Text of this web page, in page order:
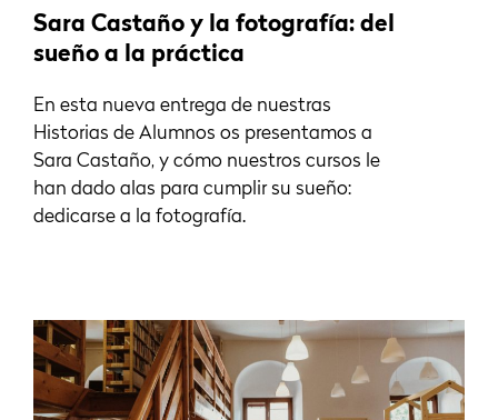
Sara Castaño y la fotografía: del
sueño a la práctica
En esta nueva entrega de nuestras
Historias de Alumnos os presentamos a
Sara Castaño, y cómo nuestros cursos le
han dado alas para cumplir su sueño:
dedicarse a la fotografía.